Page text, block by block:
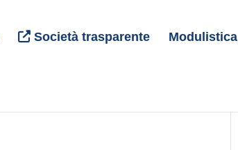
Società trasparente Modulistica